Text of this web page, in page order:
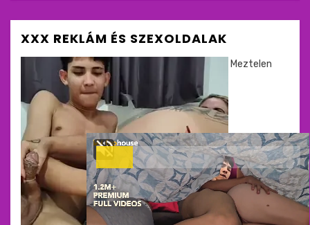
XXX REKLÁM ÉS SZEXOLDALAK
Meztelen